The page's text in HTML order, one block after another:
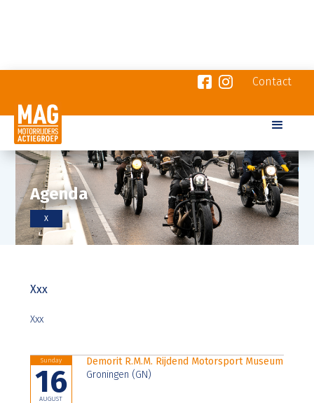
Contact
Agenda
X
Xxx
Xxx
Sunday
16
AUGUST
Demorit R.M.M. Rijdend Motorsport Museum
Groningen (GN)